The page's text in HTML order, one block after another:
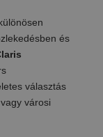
és
választás
városi